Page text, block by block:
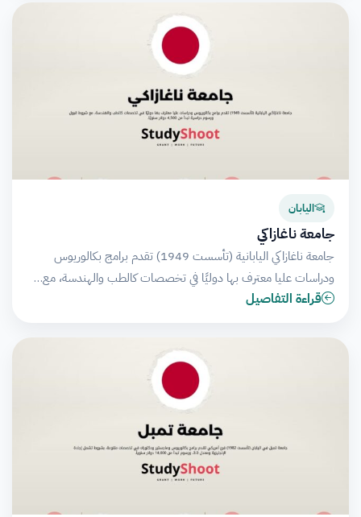
اليابان
جامعة ناغازاكي
جامعة ناغازاكي اليابانية (تأسست 1949) تقدم برامج بكالوريوس
ودراسات عليا معترف بها دوليًا في تخصصات كالطب والهندسة، مع…
قراءة التفاصيل